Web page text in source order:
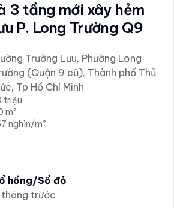
3 tầng mới xây hẻm
P. Long Trường Q9
Trường Lưu, Phường Long
(Quận 9 cũ), Thành phố Thủ
Tp Hồ Chí Minh
triệu
m²
nghìn/m²
hồng/Sổ đỏ
trước